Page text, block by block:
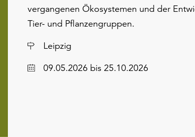
vergangenen Ökosystemen und der
Tier- und Pflanzengruppen.
Ort
Leipzig
Datum09.05.2026 bis 25.10.2026